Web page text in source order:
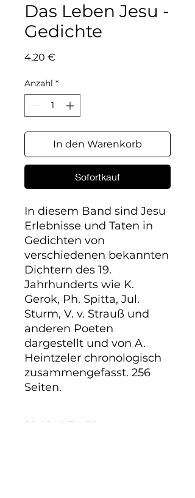
Das Leben Jesu -
Gedichte
4,20 €
Anzahl *
In den Warenkorb
Sofortkauf
In diesem Band sind Jesu
Erlebnisse und Taten in
Gedichten von
verschiedenen bekannten
Dichtern des 19.
Jahrhunderts wie K.
Gerok, Ph. Spitta, Jul.
Sturm, V. v. Strauß und
anderen Poeten
dargestellt und von A.
Heintzeler chronologisch
zusammengefasst. 256
Seiten.
PRODUKTINFO